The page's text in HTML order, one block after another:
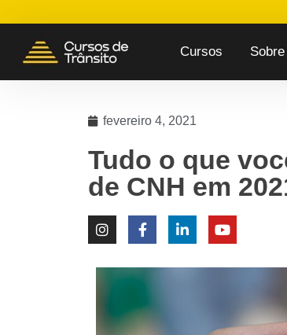
Cursos
fevereiro 4, 2021
Tudo o que
de CNH em